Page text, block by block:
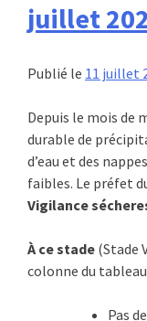
juillet
Publié le 11 juillet
Depuis le mois de
durable de
d’eau et des
faibles. Le préfet
Vigilance
À ce stade (Stade
colonne du
Pas